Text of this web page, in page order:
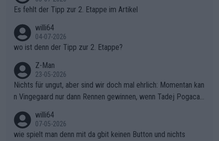
Es fehlt der Tipp zur 2. Etappe im Artikel
willi64
04-07-2026
wo ist denn der Tipp zur 2. Etappe?
Z-Man
23-05-2026
Nichts für ungut, aber sind wir doch mal ehrlich: Momentan kan
n Vingegaard nur dann Rennen gewinnen, wenn Tadej Pogacar
willi64
07-05-2026
wie spielt man denn mit da gbit keinen Button und nichts